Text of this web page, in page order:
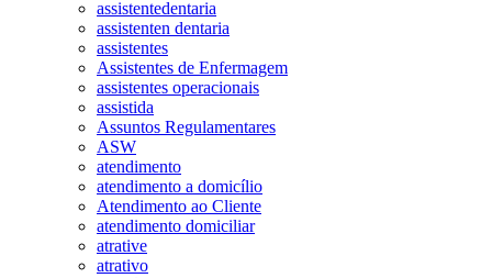
assistentedentaria
assistenten dentaria
assistentes
Assistentes de Enfermagem
assistentes operacionais
assistida
Assuntos Regulamentares
ASW
atendimento
atendimento a domicílio
Atendimento ao Cliente
atendimento domiciliar
atrative
atrativo